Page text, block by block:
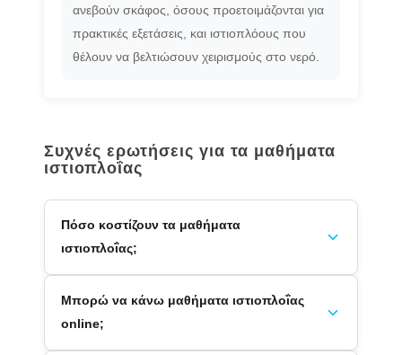
ανεβούν σκάφος, όσους προετοιμάζονται για
πρακτικές εξετάσεις, και ιστιοπλόους που
θέλουν να βελτιώσουν χειρισμούς στο νερό.
Συχνές ερωτήσεις για τα μαθήματα
ιστιοπλοΐας
Πόσο κοστίζουν τα μαθήματα
ιστιοπλοΐας;
Μπορώ να κάνω μαθήματα ιστιοπλοΐας
online;